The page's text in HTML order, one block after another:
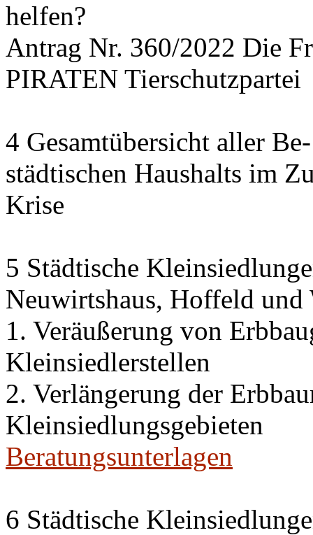
helfen?
Antrag Nr. 360/2022 Die
PIRATEN Tierschutzpartei
4 Gesamtübersicht aller
städtischen Haushalts im
Krise
5 Städtische
Neuwirtshaus, Hoffeld und
1. Veräußerung von
Kleinsiedlerstellen
2. Verlängerung der
Kleinsiedlungsgebieten
Beratungsunterlagen
6 Städtische